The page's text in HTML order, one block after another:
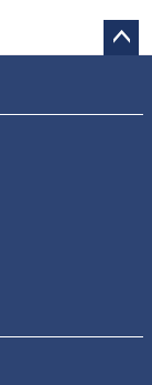
ップ